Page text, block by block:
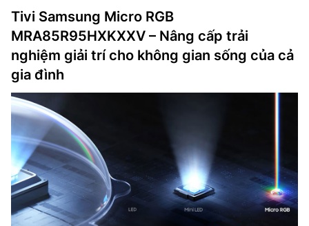
Tivi Samsung Micro RGB
MRA85R95HXKXXV – Nâng cấp trải
nghiệm giải trí cho không gian sống của cả
gia đình